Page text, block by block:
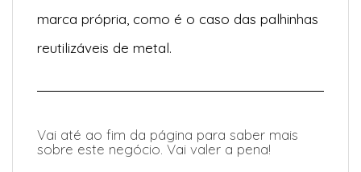
marca própria, como é o caso das palhinhas
reutilizáveis de metal.
Vai até ao fim da página para saber mais
sobre este negócio. Vai valer a pena!